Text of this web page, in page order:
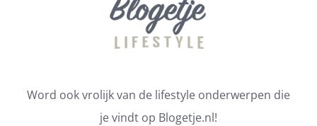
Word ook vrolijk van de lifestyle onderwerpen die
je vindt op Blogetje.nl!